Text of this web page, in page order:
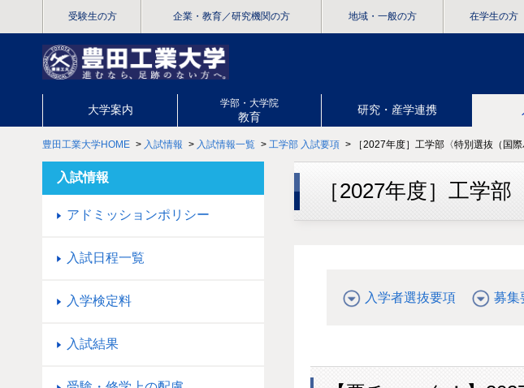
受験生の方 企業・教育／研究機関の方 地域・一般の方 在学生の方
大学案内 学部・大学院
教育
研究・産学連携
豊田工業大学HOME > 入試情報 > 入試情報一覧 > 工学部 入試要項 > ［2027年度］工学部〈特別選抜（国際
［2027年度］工学
入学者選抜要項 募集
入試情報
アドミッションポリシー
入試日程一覧
入学検定料
入試結果